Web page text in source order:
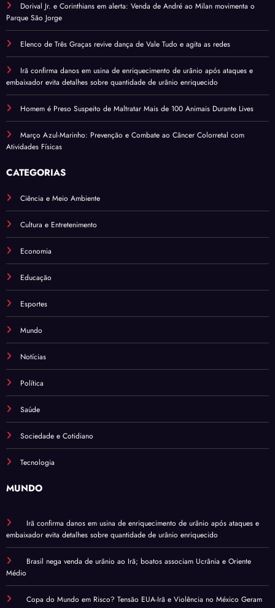
Dorival Jr. e Corinthians em alerta: Venda de André ao Milan movimenta o
Parque São Jorge
Elenco de Três Graças revive dança de Vale Tudo e agita as redes
Irã confirma danos em usina de enriquecimento de urânio após ataques e
embaixador evita detalhes sobre quantidade de urânio enriquecido
Homem é Preso Suspeito de Maltratar Mais de 100 Animais Durante Lives
Março Azul-Marinho: Prevenção e Combate ao Câncer Colorretal com
Atividades Físicas
CATEGORIAS
Ciência e Meio Ambiente
Cultura e Entretenimento
Economia
Educação
Esportes
Mundo
Notícias
Política
Saúde
Sociedade e Cotidiano
Tecnologia
MUNDO
Irã confirma danos em usina de enriquecimento de urânio após ataques e
embaixador evita detalhes sobre quantidade de urânio enriquecido
Brasil nega venda de urânio ao Irã; boatos associam Ucrânia e Oriente
Médio
Copa do Mundo em Risco? Tensão EUA-Irã e Violência no México Geram